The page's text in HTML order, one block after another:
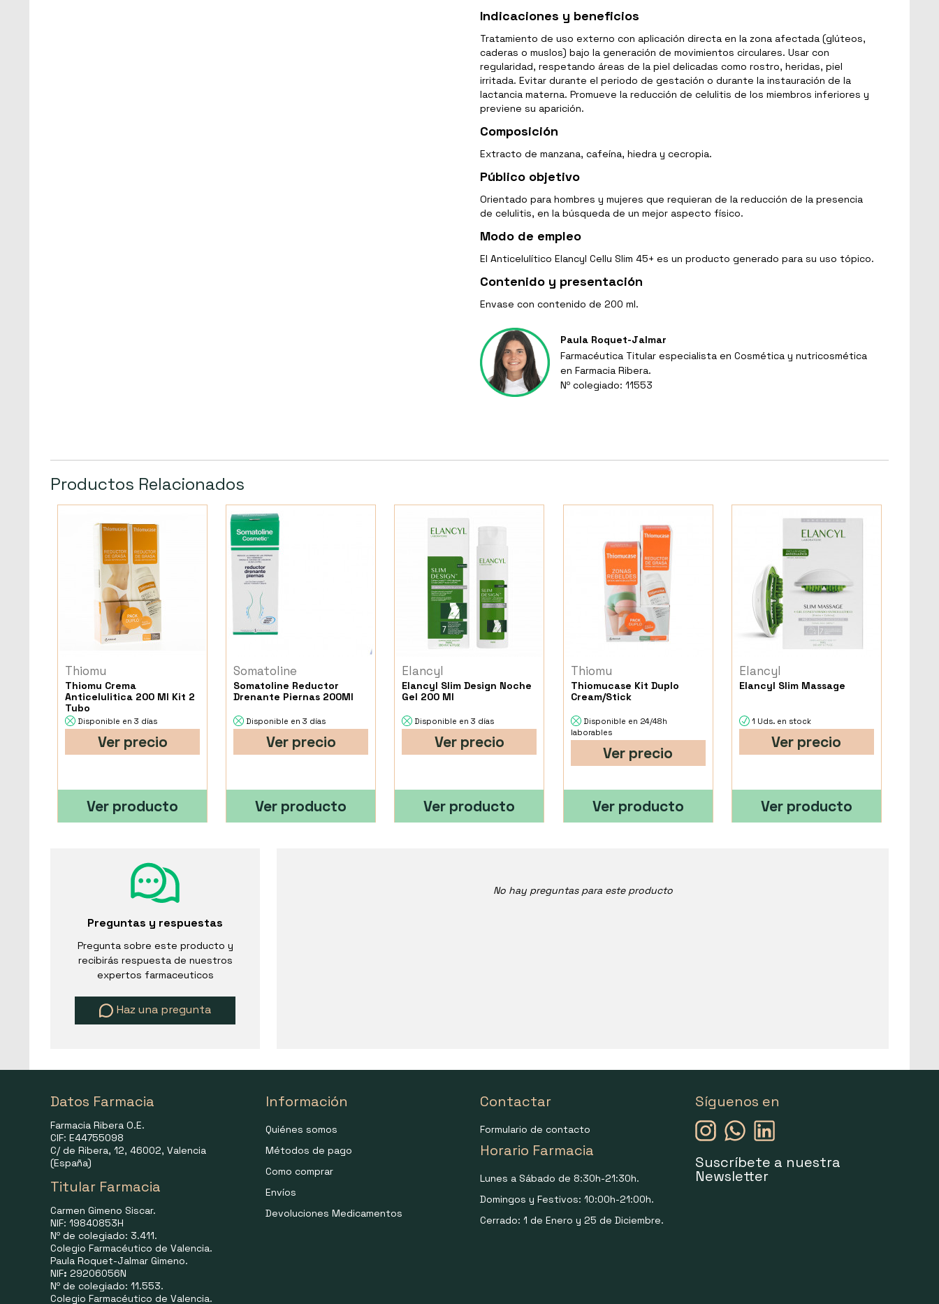
Indicaciones y beneficios
Tratamiento de uso externo con aplicación directa en la zona afectada (glúteos,
caderas o muslos) bajo la generación de movimientos circulares. Usar con
regularidad, respetando áreas de la piel delicadas como rostro, heridas, piel
irritada. Evitar durante el periodo de gestación o durante la instauración de la
lactancia materna. Promueve la reducción de celulitis de los miembros inferiores y
previene su aparición.
Composición
Extracto de manzana, cafeína, hiedra y cecropia.
Público objetivo
Orientado para hombres y mujeres que requieran de la reducción de la presencia
de celulitis, en la búsqueda de un mejor aspecto físico.
Modo de empleo
El Anticelulítico Elancyl Cellu Slim 45+ es un producto generado para su uso tópico.
Contenido y presentación
Envase con contenido de 200 ml.
Paula Roquet-Jalmar
Farmacéutica Titular especialista en Cosmética y nutricosmética
en Farmacia Ribera.
Nº colegiado: 11553
Productos Relacionados
Thiomu
Thiomu Crema
Anticelulitica 200 Ml Kit 2
Tubo
Disponible en 3 días
Ver precio
Ver producto
Somatoline
Somatoline Reductor
Drenante Piernas 200Ml
Disponible en 3 días
Ver precio
Ver producto
Elancyl
Elancyl Slim Design Noche
Gel 200 Ml
Disponible en 3 días
Ver precio
Ver producto
Thiomu
Thiomucase Kit Duplo
Cream/Stick
Disponible en 24/48h
laborables
Ver precio
Ver producto
Elancyl
Elancyl Slim Massage
1 Uds. en stock
Ver precio
Ver producto
Preguntas y respuestas
Pregunta sobre este producto y
recibirás respuesta de nuestros
expertos farmaceuticos
Haz una pregunta
No hay preguntas para este producto
Datos Farmacia
Farmacia Ribera O.E.
CIF: E44755098
C/ de Ribera, 12, 46002, Valencia
(España)
Titular Farmacia
Carmen Gimeno Siscar.
NIF: 19840853H
Nº de colegiado: 3.411.
Colegio Farmacéutico de Valencia.
Paula Roquet-Jalmar Gimeno.
NIF: 29206056N
Nº de colegiado: 11.553.
Colegio Farmacéutico de Valencia.
Información
Quiénes somos
Métodos de pago
Como comprar
Envíos
Devoluciones Medicamentos
Contactar
Formulario de contacto
Horario Farmacia
Lunes a Sábado de 8:30h-21:30h.
Domingos y Festivos: 10:00h-21:00h.
Cerrado: 1 de Enero y 25 de Diciembre.
Síguenos en
Suscríbete a nuestra
Newsletter